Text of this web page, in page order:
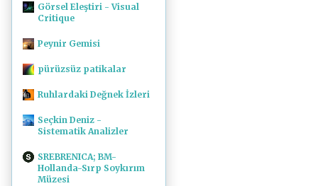
Görsel Eleştiri - Visual
Critique
Peynir Gemisi
pürüzsüz patikalar
Ruhlardaki Değnek İzleri
Seçkin Deniz -
Sistematik Analizler
SREBRENICA; BM-
Hollanda-Sırp Soykırım
Müzesi